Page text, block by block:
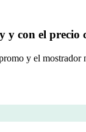
y con el precio
y el